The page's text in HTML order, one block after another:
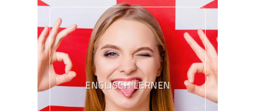
ENGLISCH LERNEN